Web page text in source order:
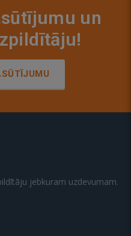
un
jebkuram uzdevumam.